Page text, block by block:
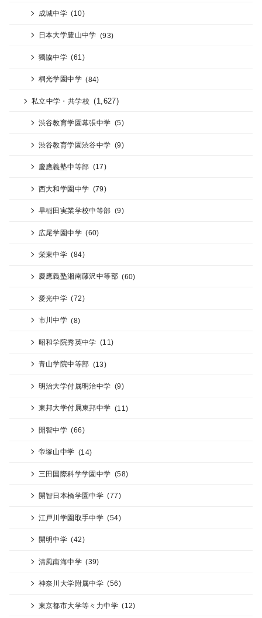
成城中学 (10)
日本大学豊山中学 (93)
獨協中学 (61)
桐光学園中学 (84)
私立中学・共学校 (1,627)
渋谷教育学園幕張中学 (5)
渋谷教育学園渋谷中学 (9)
慶應義塾中等部 (17)
西大和学園中学 (79)
早稲田実業学校中等部 (9)
広尾学園中学 (60)
栄東中学 (84)
慶應義塾湘南藤沢中等部 (60)
愛光中学 (72)
市川中学 (8)
昭和学院秀英中学 (11)
青山学院中等部 (13)
明治大学付属明治中学 (9)
東邦大学付属東邦中学 (11)
開智中学 (66)
帝塚山中学 (14)
三田国際科学学園中学 (58)
開智日本橋学園中学 (77)
江戸川学園取手中学 (54)
開明中学 (42)
清風南海中学 (39)
神奈川大学附属中学 (56)
東京都市大学等々力中学 (12)